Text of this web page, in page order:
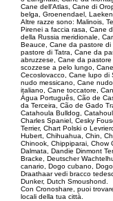
Cane dell'Atlas, Cane di
belga, Groenendael,
Altre razze sono: Malinois,
Pirenei a faccia rasa, Cane
della Russia meridionale,
Beauce, Cane da pastore
pastore di Tatra, Cane da
abruzzese, Cane da
scozzese a pelo lungo,
Cecoslovacco, Cane lupo
nudo messicano, Cane
italiano, Cane toccatore,
Água Português, Cão de
da Terceira, Cão de Gado
Catahoula Bulldog,
Charles Spaniel, Cesky
Terrier, Chart Polski o
Hubert, Chihuahua, Chin,
Chinook, Chippiparai, Chow
Dalmata, Dandie Dinmont
Bracke, Deutscher
canario, Dogo cubano,
Draathaar vedi bracco
Dunker, Dutch Smoushond.
Con Cronoshare, puoi
locali della tua città.